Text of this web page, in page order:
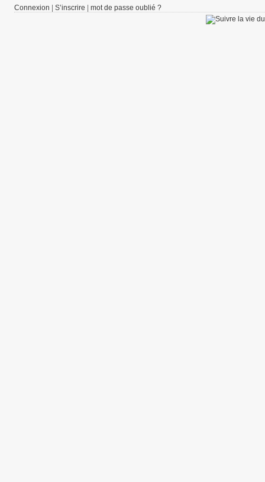
Connexion | S’inscrire | mot de passe oublié ?